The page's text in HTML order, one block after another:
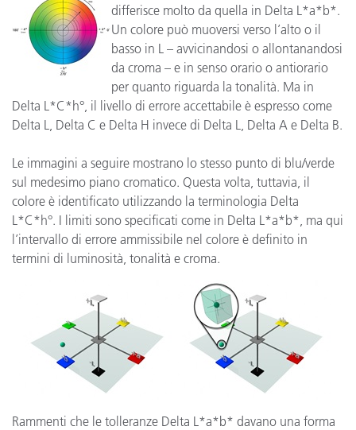
differisce molto da quella in Delta L*a*b*.
Un colore può muoversi verso l’alto o il
basso in L – avvicinandosi o allontanandosi
da croma – e in senso orario o antiorario
per quanto riguarda la tonalità. Ma in
Delta L*C*h°, il livello di errore accettabile è espresso come
Delta L, Delta C e Delta H invece di Delta L, Delta A e Delta B.
Le immagini a seguire mostrano lo stesso punto di blu/verde
sul medesimo piano cromatico. Questa volta, tuttavia, il
colore è identificato utilizzando la terminologia Delta
L*C*h°. I limiti sono specificati come in Delta L*a*b*, ma qui
l’intervallo di errore ammissibile nel colore è definito in
termini di luminosità, tonalità e croma.
Rammenti che le tolleranze Delta L*a*b* davano una forma